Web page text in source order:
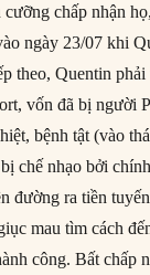
chấp nhận
ngày 23/07 khi
theo, Quentin
vốn đã bị người
bệnh tật (vào
chế nhạo bởi
đường ra tiền
mau tìm cách
công. Bất